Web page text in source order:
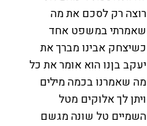
רוצה רק לסכם את מה
שאמרתי במשפט אחד
כשיצחק אבינו מברך את
יעקב בןנו הוא אומר את כל
מה שאמרנו בכמה מילים
ויתן לך אלוקים מטל
השמיים טל שונה מגשם